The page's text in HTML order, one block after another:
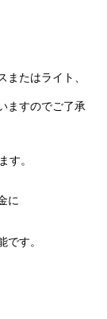
たはライト、
ますのでご了承
す。
に
す。